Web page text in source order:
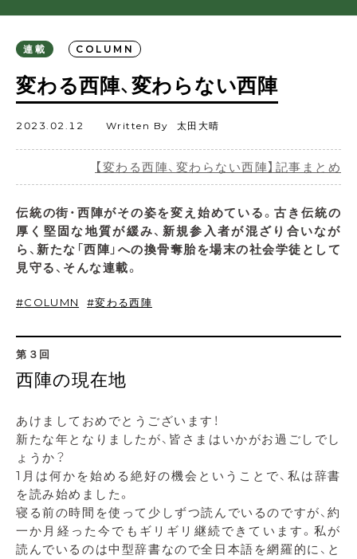
連載 COLUMN
変わる西陣、変わらない西陣
2023.02.12 Written By 太田大晴
【変わる西陣、変わらない西陣】記事まとめ
伝統の街・西陣がその姿を変え始めている。古き伝統の
厚く堅固な地質が緩み、新規参入者が混ざり合いなが
ら、新たな「西陣」への換骨奪胎を場末の社会学徒として
見守る、そんな連載。
COLUMN 変わる西陣
第３回
西陣の現在地
あけましておめでとうございます！
新たな年となりましたが、皆さまはいかがお過ごしでし
ょうか？
1月は何かを始める絶好の機会ということで、私は辞書
を読み始めました。
寝る前の時間を使って少しずつ読んでいるのですが、約
一か月経った今でもギリギリ継続できています。私が
読んでいるのは中型辞書なので全日本語を網羅的に、と